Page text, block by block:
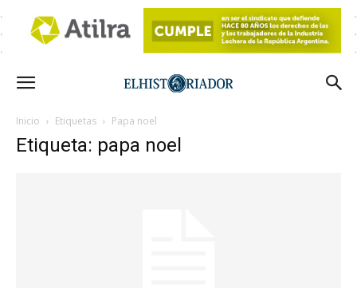
Inicio Etiquetas Papa noel
Etiqueta: papa noel